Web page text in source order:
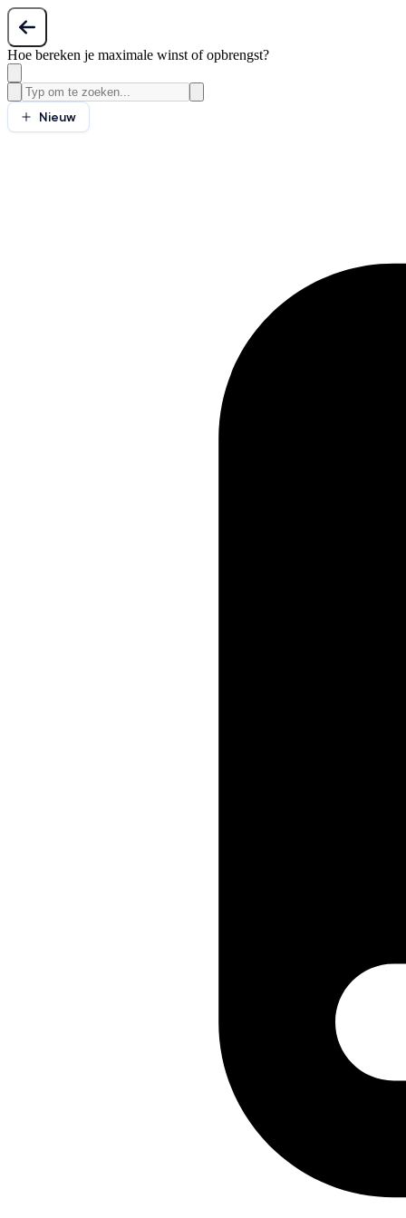
Hoe bereken je maximale winst of opbrengst?
Nieuw